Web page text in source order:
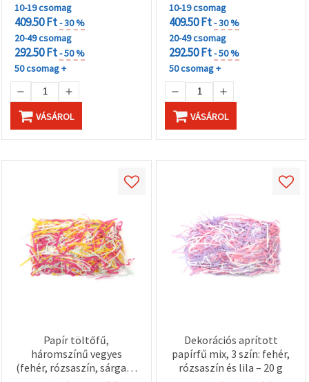
10-19 csomag
409.50 Ft- 30 %
20-49 csomag
292.50 Ft- 50 %
50 csomag +
VÁSÁROL
10-19 csomag
409.50 Ft- 30 %
20-49 csomag
292.50 Ft- 50 %
50 csomag +
VÁSÁROL
Papír töltőfű,
háromszínű vegyes
(fehér, rózsaszín, sárga) –
Dekorációs aprított
papírfű mix, 3 szín: fehér,
rózsaszín és lila – 20 g